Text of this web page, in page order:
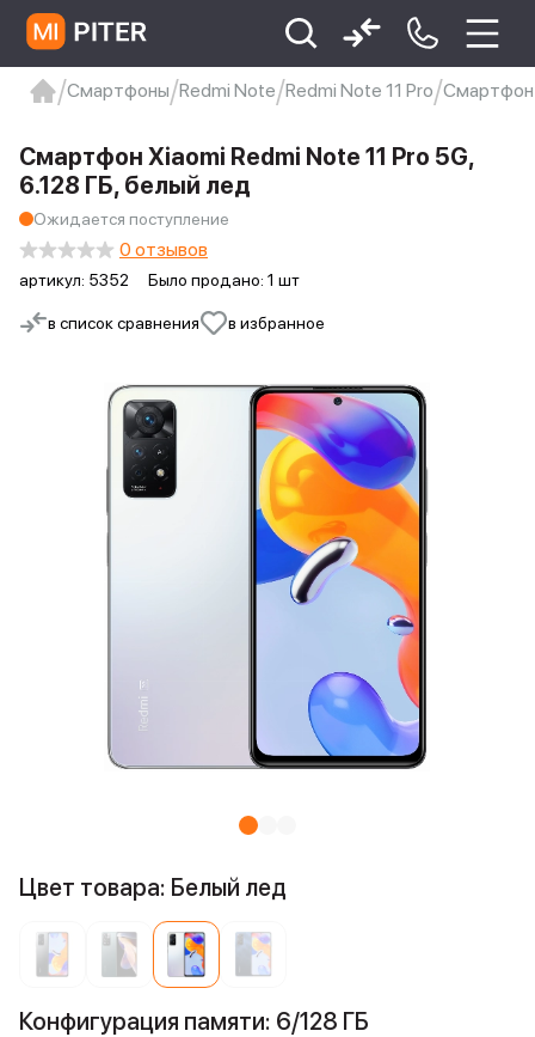
Xiaomi 9 про
xiaomi redmi 12c
Смартфоны Redmi Note Redmi Note 11 Pro Смартфон
в список сравнения в избранное
Смартфон Xiaomi Redmi Note 11 Pro 5G,
6.128 ГБ, белый лед
Ожидается поступление
артикул: 5352 Было продано: 1 шт
0 отзывов
Цвет товара: Белый лед
Конфигурация памяти: 6/128 ГБ